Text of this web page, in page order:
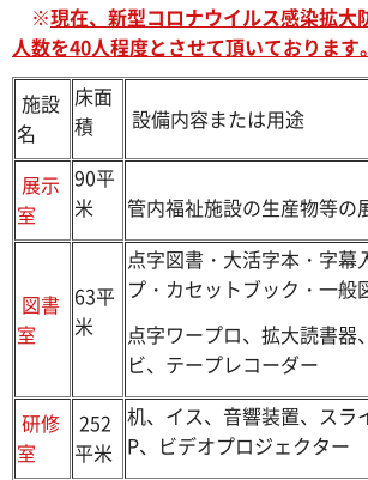
※現在、新型コロナウイルス感染拡大
人数を40人程度とさせて頂いております。
施設
名
床面
積
設備内容または用途
展示
室
90平
米
管内福祉施設の生産物等の
図書
室
63平
米
点字図書・大活字本・字幕
プ・カセットブック・一般
点字ワープロ、拡大読書器
ビ、テープレコーダー
研修
室
252
平米
机、イス、音響装置、スラ
P、ビデオプロジェクター